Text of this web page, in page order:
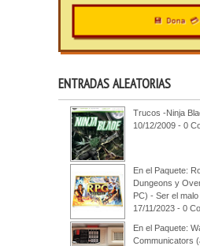
💾 Dona 💳
ENTRADAS ALEATORIAS
Trucos -Ninja
10/12/2009 - 0
En el Paquete:
Dungeons y
PC) - Ser el
17/11/2023 - 0
En el Paquete:
Communicators